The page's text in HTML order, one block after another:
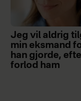
Jeg vil aldrig
min eksmand
han gjorde,
forlod ham